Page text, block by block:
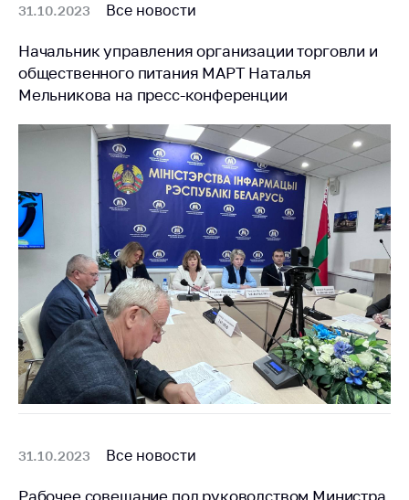
совет
Соискателям
Награждения
Белорусская
универсальная
товарная биржа
Общественная
Идеологическая
работа
Официальные
геральдические
символы
5 лет МАРТ
Деятельность
Антимонопольное
конкуренция
31.10.2023 Все новости
Начальник управления организации торговли и
общественного питания МАРТ Наталья
Мельникова на пресс-конференции
31.10.2023 Все новости
Рабочее совещание под руководством Министра